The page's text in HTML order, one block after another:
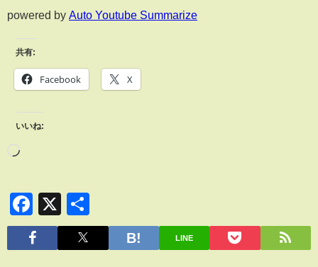
powered by Auto Youtube Summarize
共有:
Facebook X
いいね:
Facebook
X
有
LINE